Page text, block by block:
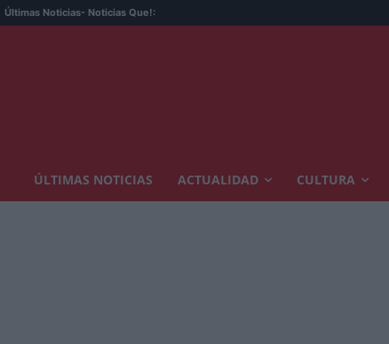
Últimas Noticias- Noticias Que!:
ÚLTIMAS NOTICIAS ACTUALIDAD CULTURA